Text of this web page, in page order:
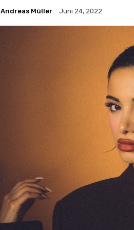
Andreas Müller Juni 24, 2022